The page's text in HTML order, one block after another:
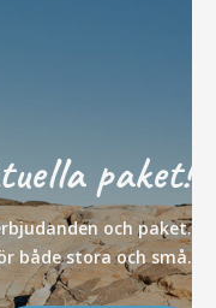
paket!
och paket.
både stora och små.